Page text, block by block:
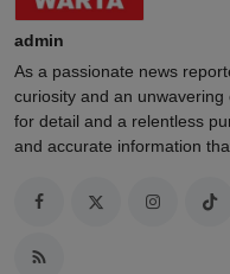
admin
As a passionate news
curiosity and an
for detail and a relentless
and accurate information